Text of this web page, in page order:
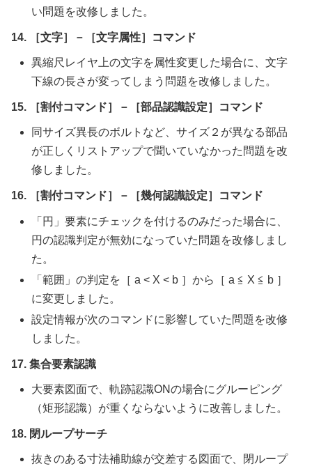
い問題を改修しました。
14. ［文字］－［文字属性］コマンド
異縮尺レイヤ上の文字を属性変更した場合に、文字
下線の長さが変ってしまう問題を改修しました。
15. ［割付コマンド］－［部品認識設定］コマンド
同サイズ異長のボルトなど、サイズ２が異なる部品
が正しくリストアップで聞いていなかった問題を改
修しました。
16. ［割付コマンド］－［幾何認識設定］コマンド
「円」要素にチェックを付けるのみだった場合に、
円の認識判定が無効になっていた問題を改修しまし
た。
「範囲」の判定を［ a < X < b ］から［ a ≦ X ≦ b ］
に変更しました。
設定情報が次のコマンドに影響していた問題を改修
しました。
17. 集合要素認識
大要素図面で、軌跡認識ONの場合にグルーピング
（矩形認識）が重くならないように改善しました。
18. 閉ループサーチ
抜きのある寸法補助線が交差する図面で、閉ループ